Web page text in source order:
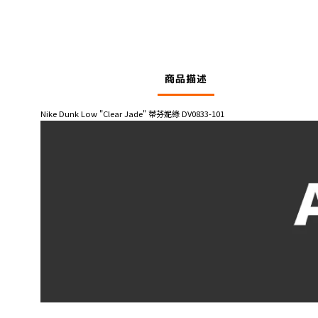
商品描述
Nike Dunk Low "Clear Jade" 蒂芬妮綠 DV0833-101